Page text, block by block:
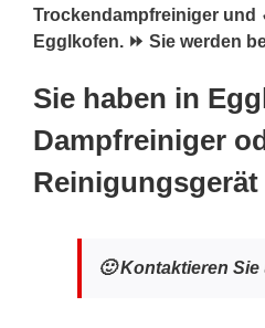
Trockendampfreiniger und
Egglkofen. ⏩ Sie werden
Sie haben in
Dampfreiniger
🙂 Kontaktieren Sie